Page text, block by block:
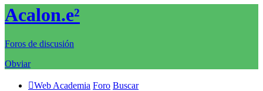
Acalon.e²
Foros de discusión
Obviar
Web Academia Foro Buscar